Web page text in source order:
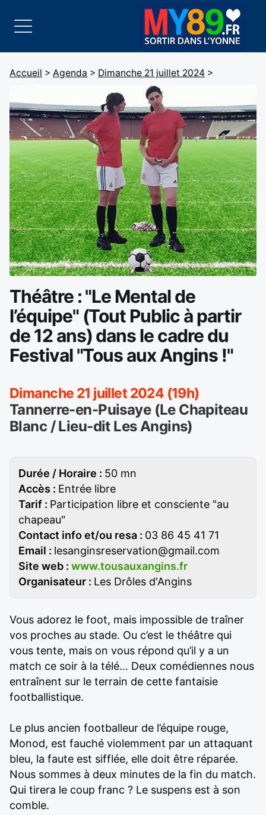
Accueil > Agenda > Dimanche 21 juillet 2024 >
Théâtre : "Le Mental de
l’équipe" (Tout Public à partir
de 12 ans) dans le cadre du
Festival "Tous aux Angins !"
Dimanche 21 juillet 2024 (19h)
Tannerre-en-Puisaye (Le Chapiteau
Blanc / Lieu-dit Les Angins)
Durée / Horaire : 50 mn
Accès : Entrée libre
Tarif : Participation libre et consciente "au
chapeau"
Contact info et/ou resa : 03 86 45 41 71
Email : lesanginsreservation@gmail.com
Site web : www.tousauxangins.fr
Organisateur : Les Drôles d'Angins
Vous adorez le foot, mais impossible de traîner
vos proches au stade. Ou c’est le théâtre qui
vous tente, mais on vous répond qu’il y a un
match ce soir à la télé… Deux comédiennes nous
entraînent sur le terrain de cette fantaisie
footballistique.
Le plus ancien footballeur de l’équipe rouge,
Monod, est fauché violemment par un attaquant
bleu, la faute est sifflée, elle doit être réparée.
Nous sommes à deux minutes de la fin du match.
Qui tirera le coup franc ? Le suspens est à son
comble.